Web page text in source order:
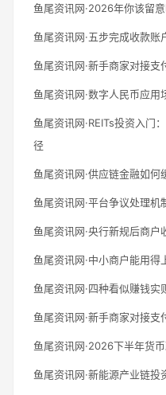
鱼尾资讯网·2026年你该留
鱼尾资讯网·五步完成收款账
鱼尾资讯网·新手商家对接支
鱼尾资讯网·数字人民币应
鱼尾资讯网·REITs投资入门
径
鱼尾资讯网·供应链金融如
鱼尾资讯网·平台争议处理机
鱼尾资讯网·央行新规后商户
鱼尾资讯网·中小商户能用得
鱼尾资讯网·四种看似赚钱实
鱼尾资讯网·新手商家对接支
鱼尾资讯网·2026下半年货
鱼尾资讯网·新能源产业链